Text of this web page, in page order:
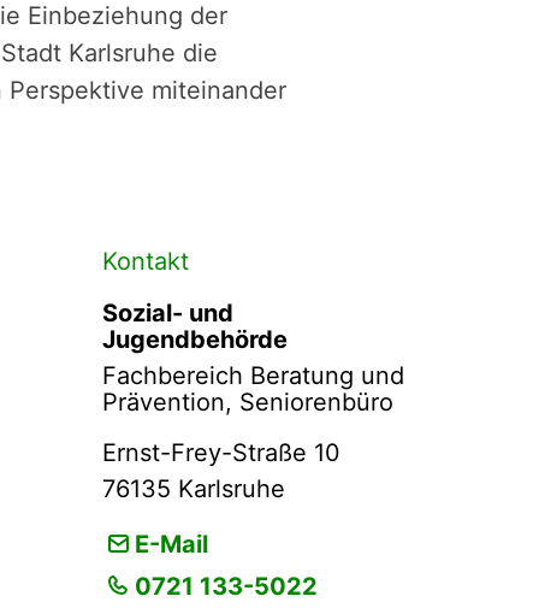
Einbeziehung der
Karlsruhe die
miteinander
Kontakt
Sozial- und
Jugendbehörde
Fachbereich Beratung und
Prävention, Seniorenbüro
Ernst-Frey-Straße 10
76135 Karlsruhe
E-Mail
0721 133-5022